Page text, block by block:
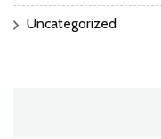
Uncategorized